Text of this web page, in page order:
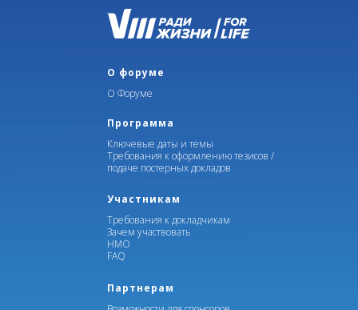
О форуме
О Форуме
Программа
Ключевые даты и темы
Требования к оформлению тезисов /
подаче постерных докладов
Участникам
Требования к докладчикам
Зачем участвовать
НМО
FAQ
Партнерам